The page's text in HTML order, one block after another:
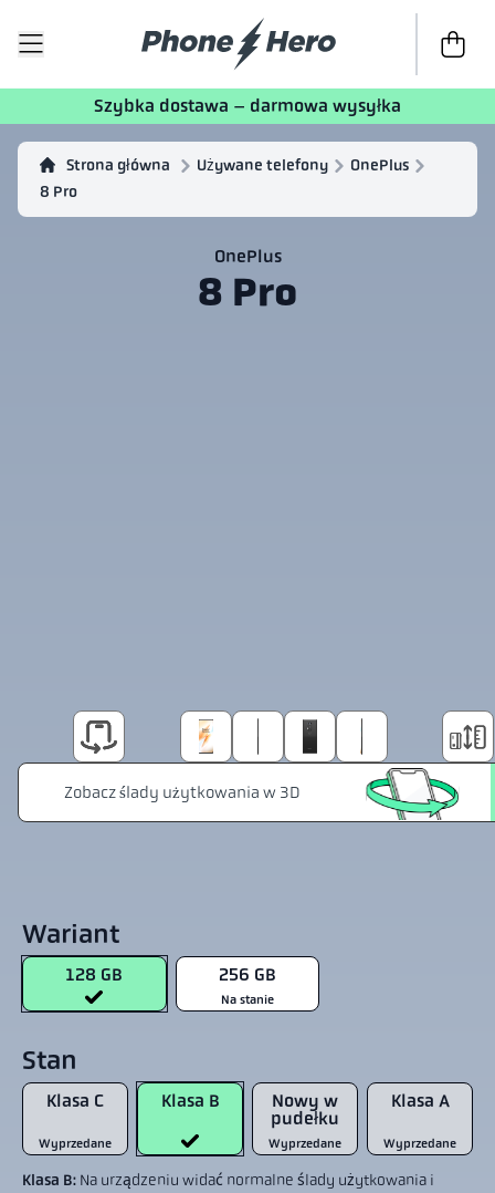
Do kasy
Szybka dostawa – darmowa wysyłka
Strona główna Używane telefony
OnePlus
8 Pro
OnePlus
8 Pro
Wariant
128 GB 256 GB
Na stanie
Stan
Klasa C
Wyprzedane
Klasa B
Nowy w
pudełku
Wyprzedane
Klasa A
Wyprzedane
Klasa B: Na urządzeniu widać normalne ślady użytkowania i